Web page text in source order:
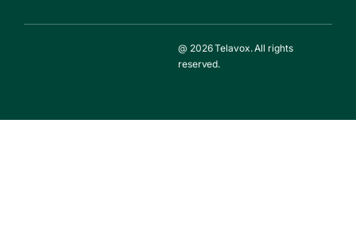
@ 2026 Telavox. All rights
reserved.